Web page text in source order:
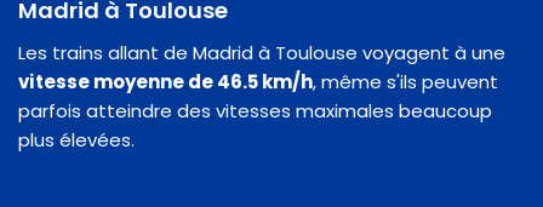
Madrid à Toulouse
Les trains allant de Madrid à Toulouse voyagent à une
vitesse moyenne de 46.5 km/h, même s'ils peuvent
parfois atteindre des vitesses maximales beaucoup
plus élevées.